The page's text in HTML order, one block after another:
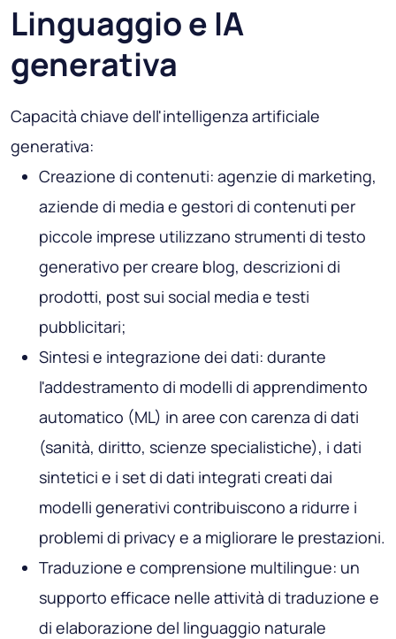
Linguaggio e IA
generativa
Capacità chiave dell'intelligenza artificiale
generativa:
Creazione di contenuti: agenzie di marketing,
aziende di media e gestori di contenuti per
piccole imprese utilizzano strumenti di testo
generativo per creare blog, descrizioni di
prodotti, post sui social media e testi
pubblicitari;
Sintesi e integrazione dei dati: durante
l'addestramento di modelli di apprendimento
automatico (ML) in aree con carenza di dati
(sanità, diritto, scienze specialistiche), i dati
sintetici e i set di dati integrati creati dai
modelli generativi contribuiscono a ridurre i
problemi di privacy e a migliorare le prestazioni.
Traduzione e comprensione multilingue: un
supporto efficace nelle attività di traduzione e
di elaborazione del linguaggio naturale